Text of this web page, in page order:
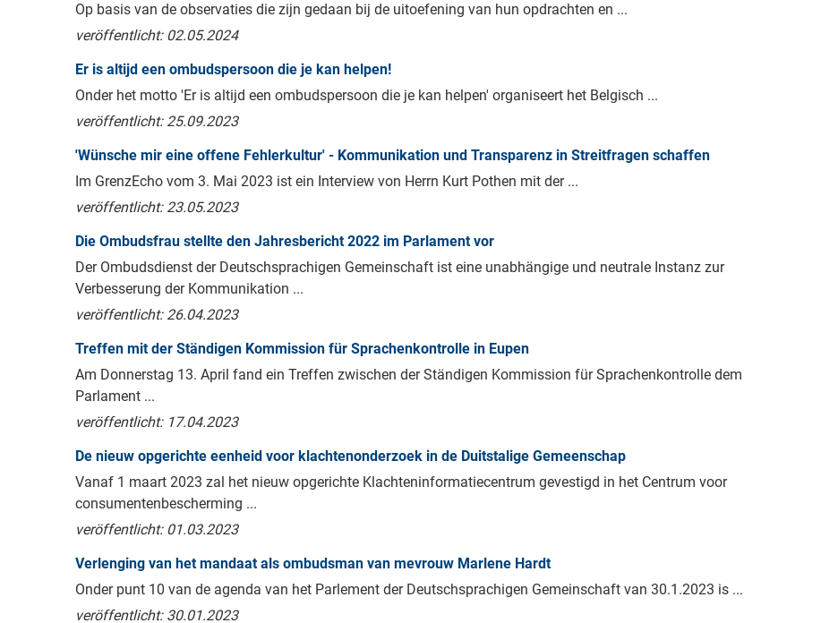
Op basis van de observaties die zijn gedaan bij de uitoefening van hun opdrachten en ...
veröffentlicht: 02.05.2024
Er is altijd een ombudspersoon die je kan helpen!
Onder het motto 'Er is altijd een ombudspersoon die je kan helpen' organiseert het Belgisch ...
veröffentlicht: 25.09.2023
'Wünsche mir eine offene Fehlerkultur' - Kommunikation und Transparenz in Streitfragen schaffen
Im GrenzEcho vom 3. Mai 2023 ist ein Interview von Herrn Kurt Pothen mit der ...
veröffentlicht: 23.05.2023
Die Ombudsfrau stellte den Jahresbericht 2022 im Parlament vor
Der Ombudsdienst der Deutschsprachigen Gemeinschaft ist eine unabhängige und neutrale Instanz zur
Verbesserung der Kommunikation ...
veröffentlicht: 26.04.2023
Treffen mit der Ständigen Kommission für Sprachenkontrolle in Eupen
Am Donnerstag 13. April fand ein Treffen zwischen der Ständigen Kommission für Sprachenkontrolle dem
Parlament ...
veröffentlicht: 17.04.2023
De nieuw opgerichte eenheid voor klachtenonderzoek in de Duitstalige Gemeenschap
Vanaf 1 maart 2023 zal het nieuw opgerichte Klachteninformatiecentrum gevestigd in het Centrum voor
consumentenbescherming ...
veröffentlicht: 01.03.2023
Verlenging van het mandaat als ombudsman van mevrouw Marlene Hardt
Onder punt 10 van de agenda van het Parlement der Deutschsprachigen Gemeinschaft van 30.1.2023 is ...
veröffentlicht: 30.01.2023